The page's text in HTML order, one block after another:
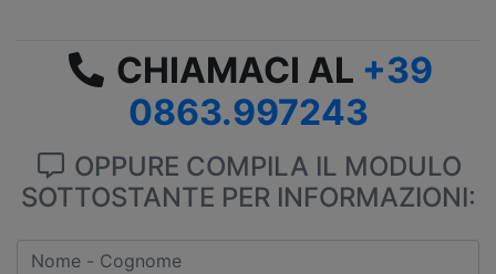
CHIAMACI AL +39
0863.997243
OPPURE COMPILA IL MODULO
SOTTOSTANTE PER INFORMAZIONI: